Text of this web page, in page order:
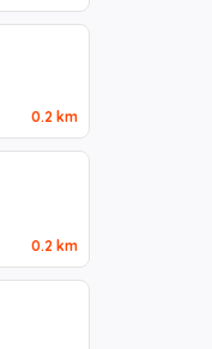
0.2 km
0.2 km